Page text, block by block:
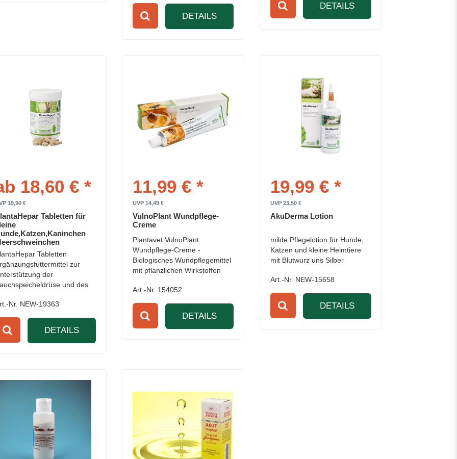
DETAILS
DETAILS
18,60 € *
19,90 €
Tabletten für
Tabletten
zur
der
und des
Nr. NEW-19363
DETAILS
11,99 € *
UVP 14,49 €
VulnoPlant Wundpflege-
Creme
Plantavet VulnoPlant
Wundpflege-Creme -
Biologisches Wundpflegemittel
mit pflanzlichen Wirkstoffen
Art.-Nr. 154052
DETAILS
19,99 € *
UVP 23,50 €
AkuDerma Lotion
milde Pflegelotion für Hunde,
Katzen und kleine Heimtiere
mit Blutwurz uns Silber
Art.-Nr. NEW-15658
DETAILS